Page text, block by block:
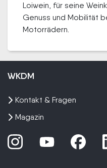
Loiwein, für seine
Genuss und Mobilität
Motorrädern.
WKDM
Kontakt & Fragen
Magazin